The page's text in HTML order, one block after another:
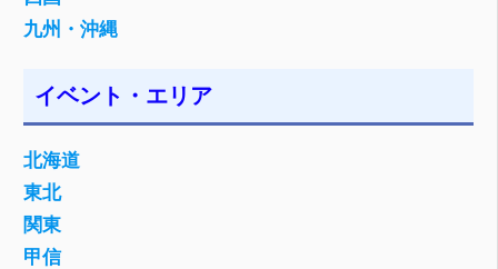
九州・沖縄
イベント・エリア
北海道
東北
関東
甲信